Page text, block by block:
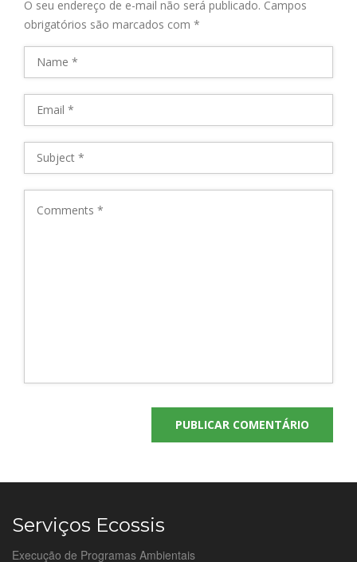
O seu endereço de e-mail não será publicado. Campos
obrigatórios são marcados com *
Serviços Ecossis
Execução de Programas Ambientais